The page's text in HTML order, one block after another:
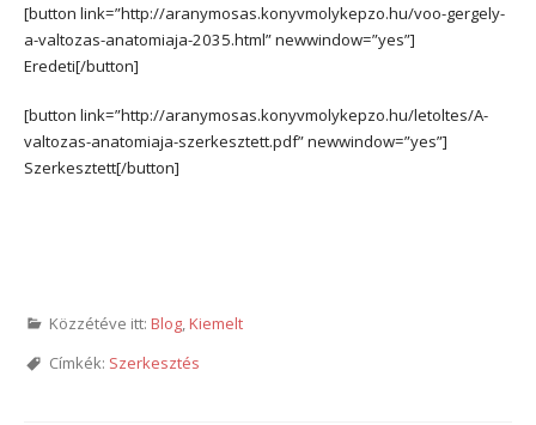
[button link=”http://aranymosas.konyvmolykepzo.hu/voo-gergely-
a-valtozas-anatomiaja-2035.html” newwindow=”yes”]
Eredeti[/button]
[button link=”http://aranymosas.konyvmolykepzo.hu/letoltes/A-
valtozas-anatomiaja-szerkesztett.pdf” newwindow=”yes”]
Szerkesztett[/button]
Közzétéve itt: Blog,Kiemelt
Címkék: Szerkesztés